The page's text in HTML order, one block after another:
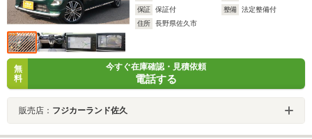
保証
保証付 整備
法定整備付
住所
長野県佐久市
無
料
今すぐ在庫確認・見積依頼
電話する
販売店： フジカーランド佐久